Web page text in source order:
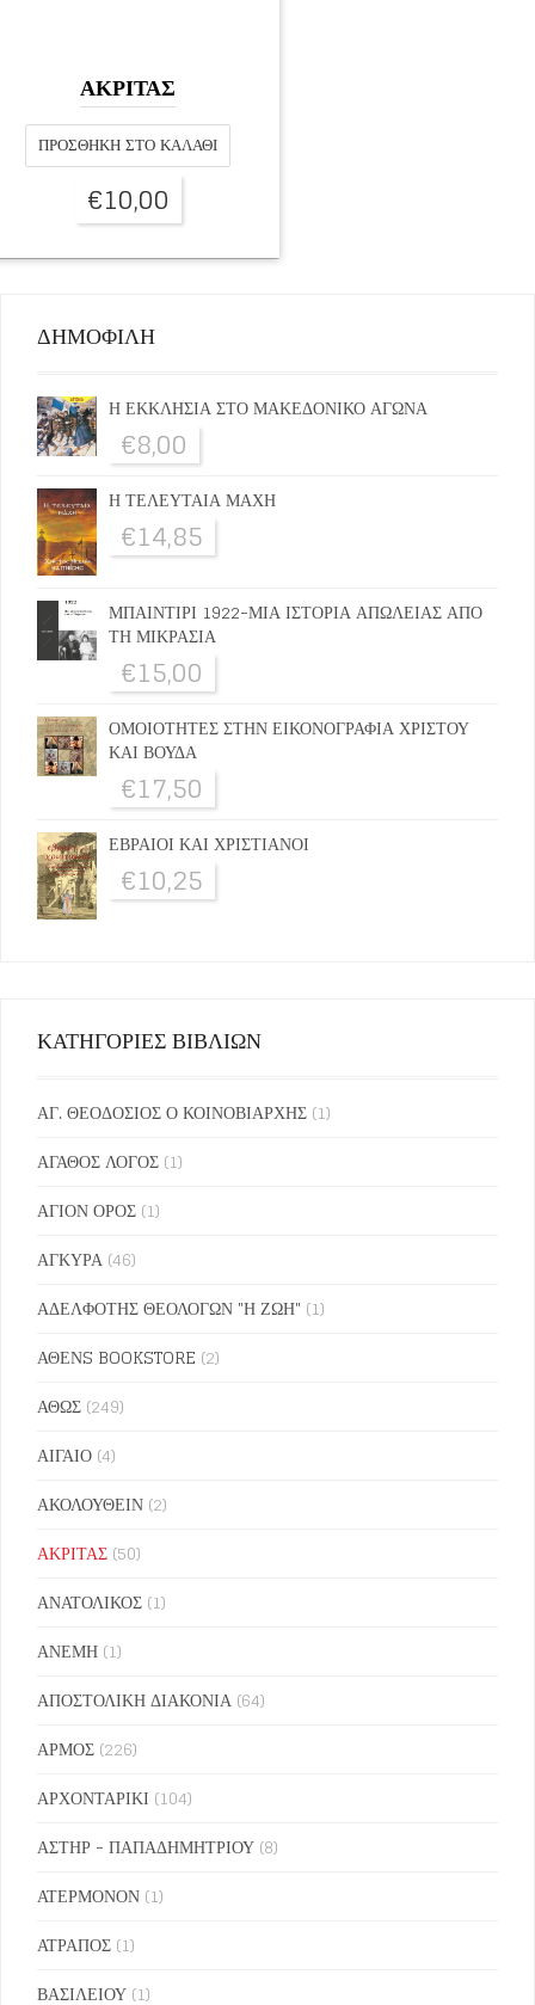
ΑΚΡΙΤΑΣ
ΠΡΟΣΘΉΚΗ ΣΤΟ ΚΑΛΆΘΙ
€10,00
ΔΗΜΟΦΙΛΗ
Η ΕΚΚΛΗΣΙΑ ΣΤΟ ΜΑΚΕΔΟΝΙΚΟ ΑΓΩΝΑ
€8,00
Η ΤΕΛΕΥΤΑΙΑ ΜΑΧΗ
€14,85
ΜΠΑΙΝΤΙΡΙ 1922-ΜΙΑ ΙΣΤΟΡΙΑ ΑΠΩΛΕΙΑΣ ΑΠΟ
ΤΗ ΜΙΚΡΑΣΙΑ
€15,00
ΟΜΟΙΟΤΗΤΕΣ ΣΤΗΝ ΕΙΚΟΝΟΓΡΑΦΙΑ ΧΡΙΣΤΟΥ
ΚΑΙ ΒΟΥΔΑ
€17,50
ΕΒΡΑΙΟΙ ΚΑΙ ΧΡΙΣΤΙΑΝΟΙ
€10,25
ΚΑΤΗΓΟΡΙΕΣ ΒΙΒΛΙΩΝ
ΑΓ. ΘΕΟΔΟΣΙΟΣ Ο ΚΟΙΝΟΒΙΑΡΧΗΣ (1)
ΑΓΑΘΟΣ ΛΟΓΟΣ (1)
ΑΓΙΟΝ ΟΡΟΣ (1)
ΑΓΚΥΡΑ (46)
ΑΔΕΛΦΟΤΗΣ ΘΕΟΛΟΓΩΝ "Η ΖΩΗ" (1)
ΑΘΕΝS BOOKSTORE (2)
ΑΘΩΣ (249)
ΑΙΓΑΙΟ (4)
ΑΚΟΛΟΥΘΕΙΝ (2)
ΑΚΡΙΤΑΣ (50)
ΑΝΑΤΟΛΙΚΟΣ (1)
ΑΝΕΜΗ (1)
ΑΠΟΣΤΟΛΙΚΗ ΔΙΑΚΟΝΙΑ (64)
ΑΡΜΟΣ (226)
ΑΡΧΟΝΤΑΡΙΚΙ (104)
ΑΣΤΗΡ - ΠΑΠΑΔΗΜΗΤΡΙΟΥ (8)
ΑΤΕΡΜΟΝΟΝ (1)
ΑΤΡΑΠΟΣ (1)
ΒΑΣΙΛΕΙΟΥ (1)